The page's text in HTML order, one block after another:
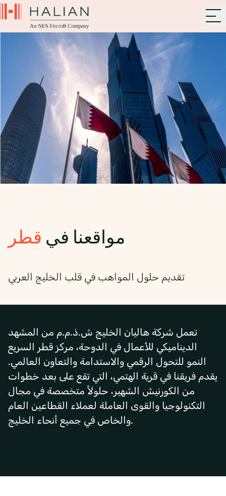
مواقعنا في قطر
تقديم حلول المواهب في قلب الخليج العربي
تعمل شركة هاليان الخليج ش.ذ.م.م من المشهد
الديناميكي للأعمال في الدوحة، مركز قطر السريع
النمو للتحول الرقمي والاستدامة والتعاون العالمي.
يقدم فريقنا في قرية الهتمي، التي تقع على بعد خطوات
من الكورنيش الشهير، حلولاً متخصصة في مجال
التكنولوجيا والقوى العاملة لعملاء القطاعين العام
والخاص في جميع أنحاء الخليج.